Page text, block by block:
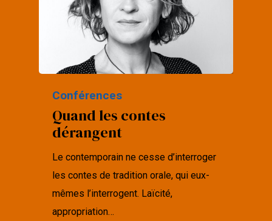
Conférences
Quand les contes
dérangent
Le contemporain ne cesse d’interroger
les contes de tradition orale, qui eux-
mêmes l’interrogent. Laïcité,
appropriation…